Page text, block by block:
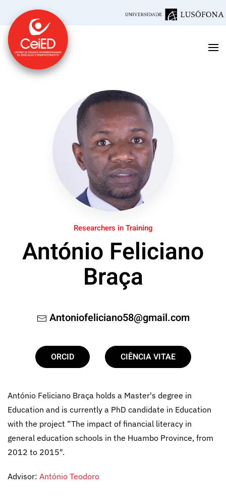
Skip to main content
Researchers in Training
António Feliciano
Braça
Antoniofeliciano58@gmail.com
ORCID CIÊNCIA VITAE
António Feliciano Braça holds a Master's degree in
Education and is currently a PhD candidate in Education
with the project “The impact of financial literacy in
general education schools in the Huambo Province, from
2012 to 2015".
Advisor: António Teodoro